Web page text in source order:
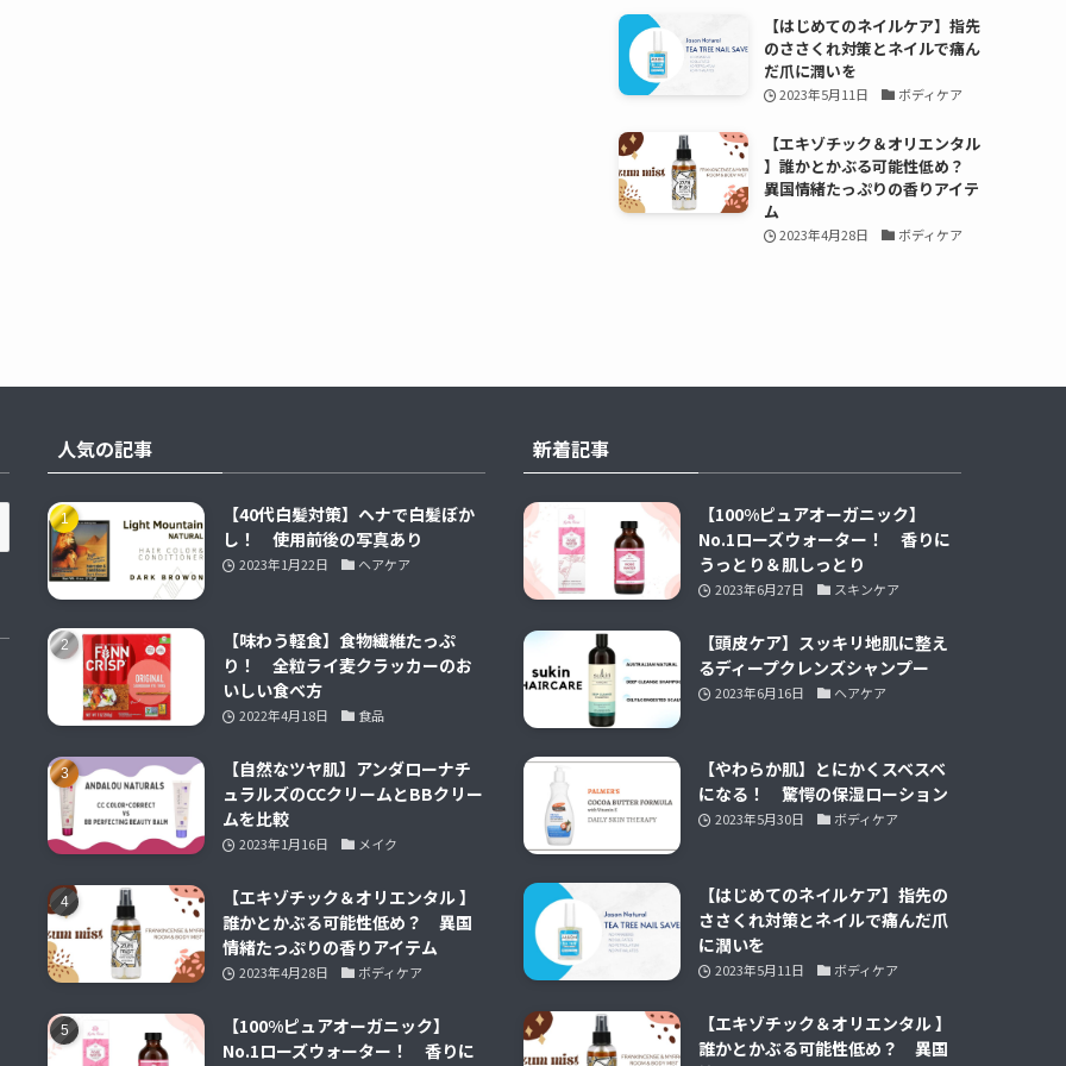
【はじめてのネイルケア】指先
のささくれ対策とネイルで痛ん
だ爪に潤いを
2023年5月11日 ボディケア
【エキゾチック＆オリエンタル
】誰かとかぶる可能性低め？
異国情緒たっぷりの香りアイテ
ム
2023年4月28日 ボディケア
人気の記事
【40代白髪対策】ヘナで白髪ぼか
し！ 使用前後の写真あり
2023年1月22日 ヘアケア
【味わう軽食】食物繊維たっぷ
り！ 全粒ライ麦クラッカーのお
いしい食べ方
2022年4月18日 食品
【自然なツヤ肌】アンダローナチ
ュラルズのCCクリームとBBクリー
ムを比較
2023年1月16日 メイク
【エキゾチック＆オリエンタル 】
誰かとかぶる可能性低め？ 異国
情緒たっぷりの香りアイテム
2023年4月28日 ボディケア
【100%ピュアオーガニック】
No.1ローズウォーター！ 香りに
新着記事
【100%ピュアオーガニック】
No.1ローズウォーター！ 香りに
うっとり＆肌しっとり
2023年6月27日 スキンケア
【頭皮ケア】スッキリ地肌に整え
るディープクレンズシャンプー
2023年6月16日 ヘアケア
【やわらか肌】とにかくスベスベ
になる！ 驚愕の保湿ローション
2023年5月30日 ボディケア
【はじめてのネイルケア】指先の
ささくれ対策とネイルで痛んだ爪
に潤いを
2023年5月11日 ボディケア
【エキゾチック＆オリエンタル 】
誰かとかぶる可能性低め？ 異国